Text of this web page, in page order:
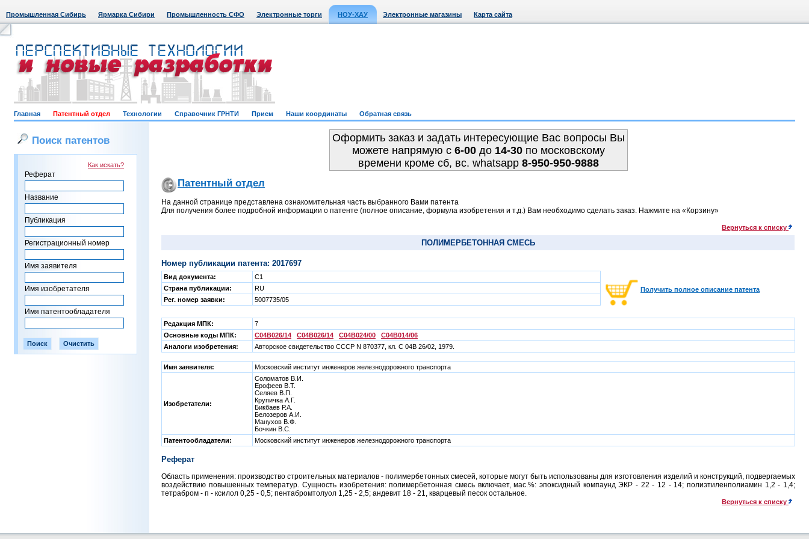
Промышленная Сибирь Ярмарка Сибири Промышленность СФО Электронные торги НОУ-ХАУ Электронные магазины Карта сайта
Главная Патентный отдел Технологии Справочник ГРНТИ Прием Наши координаты Обратная связь
Поиск патентов
Как искать?
Реферат
Название
Публикация
Регистрационный номер
Имя заявителя
Имя изобретателя
Имя патентообладателя
Оформить заказ и задать интересующие Вас вопросы Вы
можете напрямую c 6-00до 14-30по московскому
времени кроме сб, вс. whatsapp 8-950-950-9888
Патентный отдел
На данной странице представлена ознакомительная часть выбранного Вами патента
Для получения более подробной информации о патенте (полное описание, формула изобретения и т.д.) Вам необходимо сделать заказ. Нажмите на «Корзину»
Вернуться к списку
ПОЛИМЕРБЕТОННАЯ СМЕСЬ
Номер публикации патента: 2017697
Вид документа:
C1
Страна публикации:
RU
Рег. номер заявки:
5007735/05
Получить полное описание патента
Редакция МПК:
7
Основные коды МПК:
C04B026/14 C04B026/14 C04B024/00
C04B014/06
Аналоги изобретения:
Авторское свидетельство СССР N 870377, кл. C 04B 26/02, 1979.
Имя заявителя: Московский институт инженеров железнодорожного транспорта
Изобретатели:
Соломатов В.И.
Ерофеев В.Т.
Селяев В.П.
Крупичка А.Г.
Бикбаев Р.А.
Белозеров А.И.
Манухов В.Ф.
Бочкин В.С.
Патентообладатели:
Московский институт инженеров железнодорожного транспорта
Реферат
Область применения: производство строительных материалов - полимербетонных смесей, которые могут быть использованы для изготовления изделий и конструкций, подвергаемых
воздействию повышенных температур. Сущность изобретения: полимербетонная смесь включает, мас.%: эпоксидный компаунд ЭКР - 22 - 12 - 14; полиэтиленполиамин 1,2 - 1,4;
тетрабром - п - ксилол 0,25 - 0,5; пентабромтолуол 1,25 - 2,5; андевит 18 - 21, кварцевый песок остальное.
Вернуться к списку